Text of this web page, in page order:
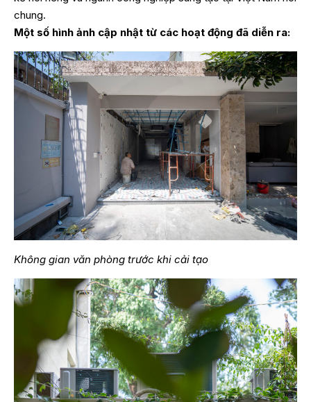
chung.
Một số hình ảnh cập nhật từ các hoạt động đã diễn ra:
Không gian văn phòng trước khi cải tạo